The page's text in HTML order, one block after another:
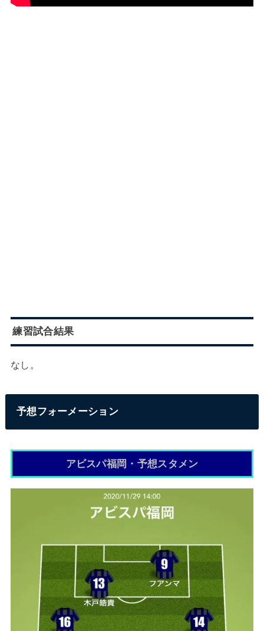
練習試合結果
なし。
予想フォーメーション
アビスパ福岡・予想スタメン